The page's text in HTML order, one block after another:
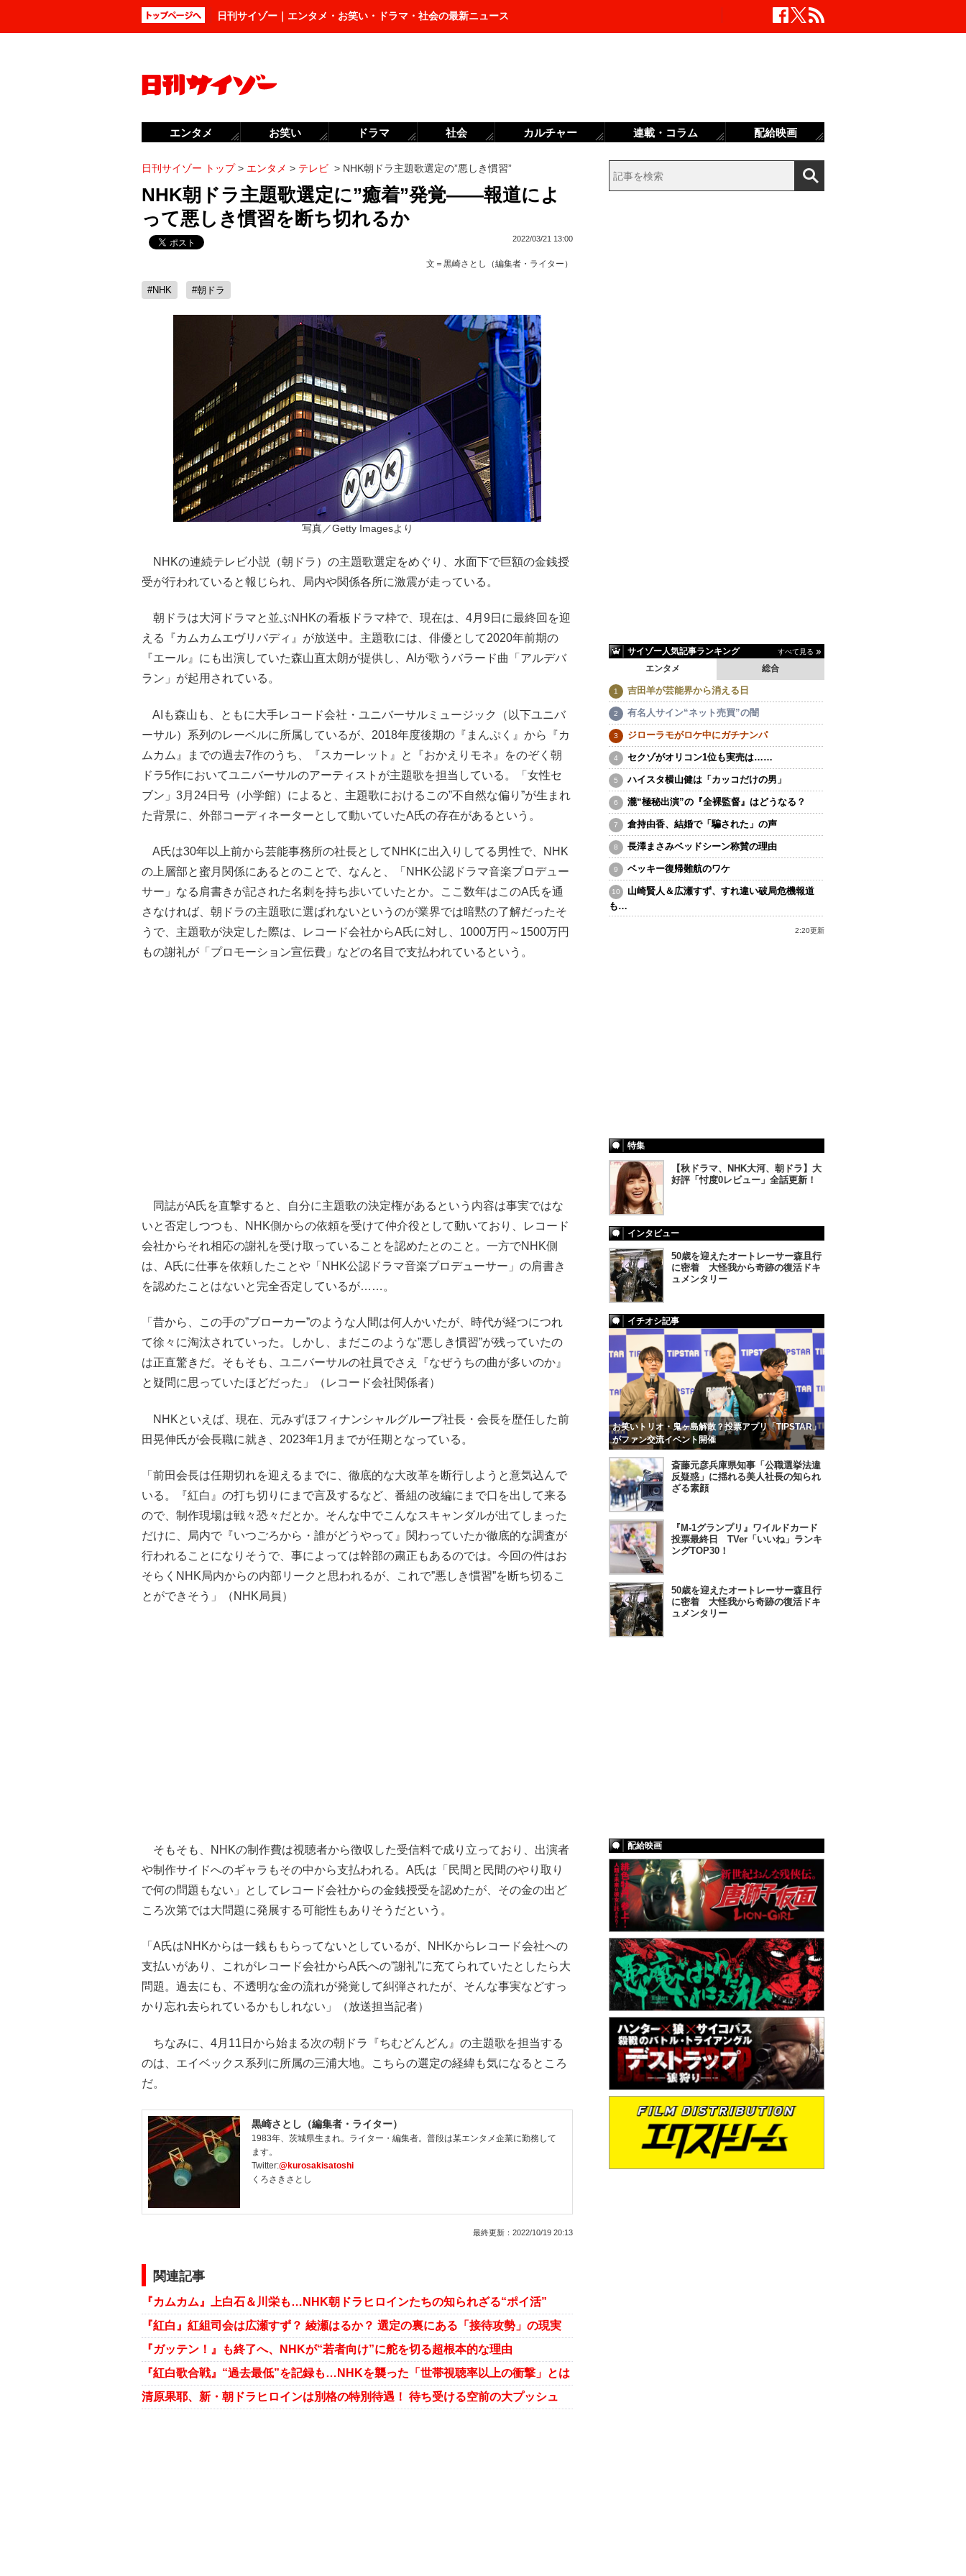
日刊サイゾー｜エンタメ・お笑い・ドラマ・社会の最新ニュース
日刊サイゾー トップ> エンタメ > テレビ > NHK朝ドラ主題歌選定の”悪しき慣習”
NHK朝ドラ主題歌選定に”癒着”発覚――報道によ
って悪しき慣習を断ち切れるか
2022/03/21 13:00
文＝ 黒崎さとし（編集者・ライター）
#NHK #朝ドラ
写真／Getty Imagesより
NHKの連続テレビ小説（朝ドラ）の主題歌選定をめぐり、水面下で巨額の金銭授
受が行われていると報じられ、局内や関係各所に激震が走っている。
朝ドラは大河ドラマと並ぶNHKの看板ドラマ枠で、現在は、4月9日に最終回を迎
える『カムカムエヴリバディ』が放送中。主題歌には、俳優として2020年前期の
『エール』にも出演していた森山直太朗が提供し、AIが歌うバラード曲「アルデバ
ラン」が起用されている。
AIも森山も、ともに大手レコード会社・ユニバーサルミュージック（以下ユニバ
ーサル）系列のレーベルに所属しているが、2018年度後期の『まんぷく』から『カ
ムカム』までの過去7作のうち、『スカーレット』と『おかえりモネ』をのぞく朝
ドラ5作においてユニバーサルのアーティストが主題歌を担当している。「女性セ
ブン」3月24日号（小学館）によると、主題歌におけるこの”不自然な偏り”が生まれ
た背景に、外部コーディネーターとして動いていたA氏の存在があるという。
A氏は30年以上前から芸能事務所の社長としてNHKに出入りしてる男性で、NHK
の上層部と蜜月関係にあるとのことで、なんと、「NHK公認ドラマ音楽プロデュー
サー」なる肩書きが記された名刺を持ち歩いていたとか。ここ数年はこのA氏を通
さなければ、朝ドラの主題歌に選ばれないというのが業界では暗黙の了解だったそ
うで、主題歌が決定した際は、レコード会社からA氏に対し、1000万円～1500万円
もの謝礼が「プロモーション宣伝費」などの名目で支払われているという。
同誌がA氏を直撃すると、自分に主題歌の決定権があるという内容は事実ではな
いと否定しつつも、NHK側からの依頼を受けて仲介役として動いており、レコード
会社からそれ相応の謝礼を受け取っていることを認めたとのこと。一方でNHK側
は、A氏に仕事を依頼したことや「NHK公認ドラマ音楽プロデューサー」の肩書き
を認めたことはないと完全否定しているが……。
「昔から、この手の”ブローカー”のような人間は何人かいたが、時代が経つにつれ
て徐々に淘汰されていった。しかし、まだこのような”悪しき慣習”が残っていたの
は正直驚きだ。そもそも、ユニバーサルの社員でさえ『なぜうちの曲が多いのか』
と疑問に思っていたほどだった」（レコード会社関係者）
NHKといえば、現在、元みずほフィナンシャルグループ社長・会長を歴任した前
田晃伸氏が会長職に就き、2023年1月までが任期となっている。
「前田会長は任期切れを迎えるまでに、徹底的な大改革を断行しようと意気込んで
いる。『紅白』の打ち切りにまで言及するなど、番組の改編にまで口を出して来る
ので、制作現場は戦々恐々だとか。そんな中でこんなスキャンダルが出てしまった
だけに、局内で『いつごろから・誰がどうやって』関わっていたか徹底的な調査が
行われることになりそうで、事によっては幹部の粛正もあるのでは。今回の件はお
そらくNHK局内からの内部リークと思われるが、これで”悪しき慣習”を断ち切るこ
とができそう」（NHK局員）
そもそも、NHKの制作費は視聴者から徴収した受信料で成り立っており、出演者
や制作サイドへのギャラもその中から支払われる。A氏は「民間と民間のやり取り
で何の問題もない」としてレコード会社からの金銭授受を認めたが、その金の出ど
ころ次第では大問題に発展する可能性もありそうだという。
「A氏はNHKからは一銭ももらってないとしているが、NHKからレコード会社への
支払いがあり、これがレコード会社からA氏への”謝礼”に充てられていたとしたら大
問題。過去にも、不透明な金の流れが発覚して糾弾されたが、そんな事実などすっ
かり忘れ去られているかもしれない」（放送担当記者）
ちなみに、4月11日から始まる次の朝ドラ『ちむどんどん』の主題歌を担当する
のは、エイベックス系列に所属の三浦大地。こちらの選定の経緯も気になるところ
だ。
黒崎さとし（編集者・ライター）
1983年、茨城県生まれ。ライター・編集者。普段は某エンタメ企業に勤務して
ます。
Twitter:@kurosakisatoshi
くろさきさとし
最終更新： 2022/10/19 20:13
関連記事
『カムカム』上白石＆川栄も…NHK朝ドラヒロインたちの知られざる“ポイ活”
『紅白』紅組司会は広瀬すず？ 綾瀬はるか？ 選定の裏にある「接待攻勢」の現実
『ガッテン！』も終了へ、NHKが“若者向け”に舵を切る超根本的な理由
『紅白歌合戦』“過去最低”を記録も…NHKを襲った「世帯視聴率以上の衝撃」とは
清原果耶、新・朝ドラヒロインは別格の特別待遇！ 待ち受ける空前の大プッシュ
サイゾー人気記事ランキング すべて見る
エンタメ 総合
吉田羊が芸能界から消える日
有名人サイン“ネット売買”の闇
ジローラモがロケ中にガチナンパ
セクゾがオリコン1位も実売は……
ハイスタ横山健は「カッコだけの男」
瀧“極秘出演”の『全裸監督』はどうなる？
倉持由香、結婚で「騙された」の声
長澤まさみベッドシーン称賛の理由
ベッキー復帰難航のワケ
山崎賢人＆広瀬すず、すれ違い破局危機報道
も…
2:20更新
特集
【秋ドラマ、NHK大河、朝ドラ】大
好評「忖度0レビュー」全話更新！
インタビュー
50歳を迎えたオートレーサー森且行
に密着 大怪我から奇跡の復活ドキ
ュメンタリー
イチオシ記事
お笑いトリオ・鬼ヶ島解散？投票アプリ「TIPSTAR」
がファン交流イベント開催
斎藤元彦兵庫県知事「公職選挙法違
反疑惑」に揺れる美人社長の知られ
ざる素顔
『M-1グランプリ』ワイルドカード
投票最終日 TVer「いいね」ランキ
ングTOP30！
50歳を迎えたオートレーサー森且行
に密着 大怪我から奇跡の復活ドキ
ュメンタリー
配給映画
エンタメ お笑い ドラマ 社会 カルチャー 連載・コラム 配給映画